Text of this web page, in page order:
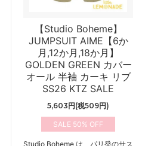
【Studio Boheme】
JUMPSUIT AIME【6か
月,12か月,18か月】
GOLDEN GREEN カバー
オール 半袖 カーキ リブ
SS26 KTZ SALE
5,603円(税509円)
50%
Studio Boheme は、パリ発のサス